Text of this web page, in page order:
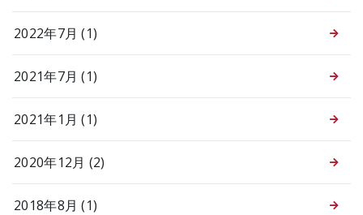
2022年7月 (1)
2021年7月 (1)
2021年1月 (1)
2020年12月 (2)
2018年8月 (1)